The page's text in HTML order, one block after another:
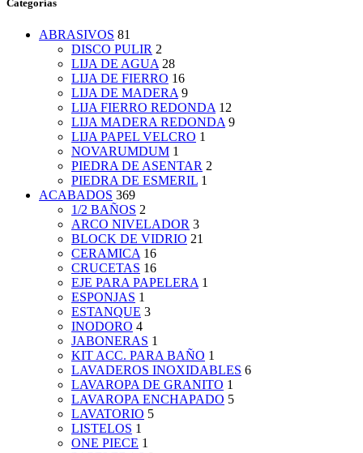
Categorías
ABRASIVOS 81
DISCO PULIR 2
LIJA DE AGUA 28
LIJA DE FIERRO 16
LIJA DE MADERA 9
LIJA FIERRO REDONDA 12
LIJA MADERA REDONDA 9
LIJA PAPEL VELCRO 1
NOVARUMDUM 1
PIEDRA DE ASENTAR 2
PIEDRA DE ESMERIL 1
ACABADOS 369
1/2 BAÑOS 2
ARCO NIVELADOR 3
BLOCK DE VIDRIO 21
CERAMICA 16
CRUCETAS 16
EJE PARA PAPELERA 1
ESPONJAS 1
ESTANQUE 3
INODORO 4
JABONERAS 1
KIT ACC. PARA BAÑO 1
LAVADEROS INOXIDABLES 6
LAVAROPA DE GRANITO 1
LAVAROPA ENCHAPADO 5
LAVATORIO 5
LISTELOS 1
ONE PIECE 1